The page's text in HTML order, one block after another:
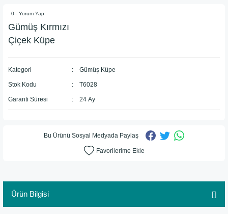
0 - Yorum Yap
Gümüş Kırmızı
Çiçek Küpe
Kategori Gümüş Küpe
Stok Kodu T6028
Garanti Süresi 24 Ay
Bu Ürünü Sosyal Medyada Paylaş
Ürün Bilgisi